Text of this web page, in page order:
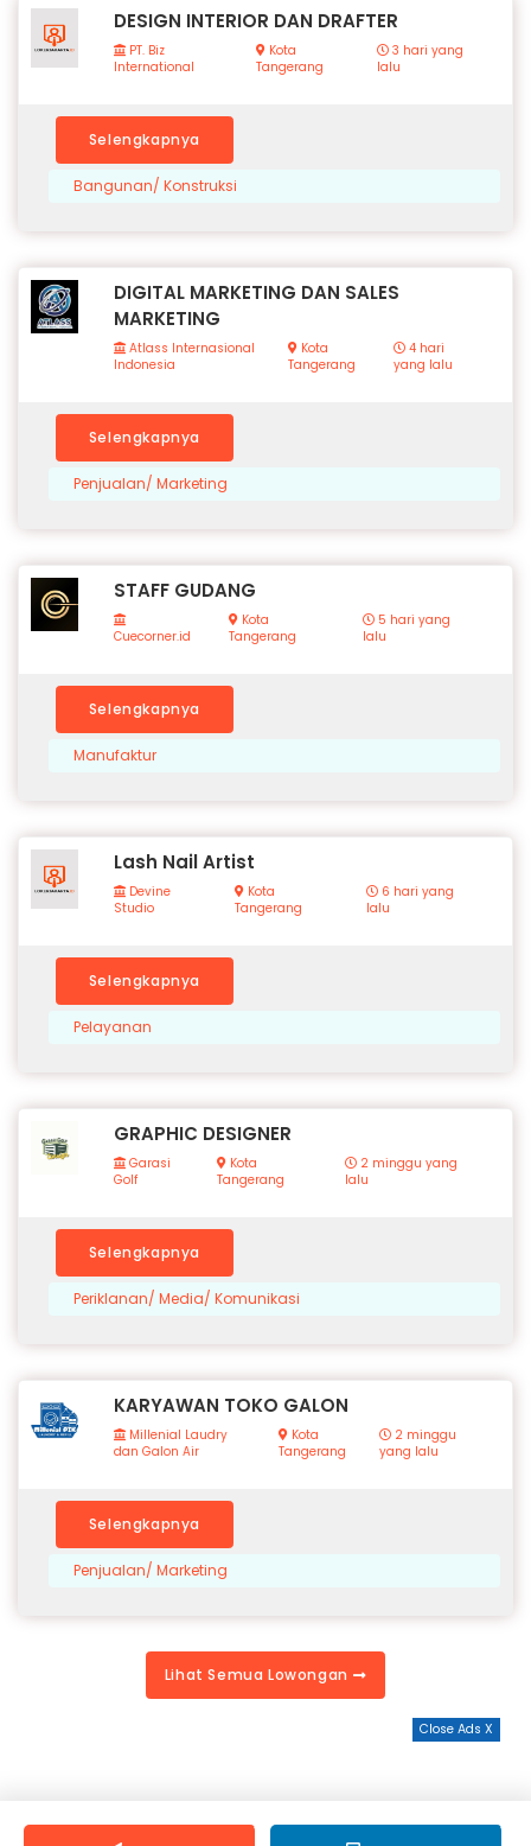
DESIGN INTERIOR DAN DRAFTER
PT. Biz
International
Kota
Tangerang
3 hari yang
lalu
Selengkapnya
Bangunan/ Konstruksi
DIGITAL MARKETING DAN SALES
MARKETING
Atlass Internasional
Indonesia
Kota
Tangerang
4 hari
yang lalu
Selengkapnya
Penjualan/ Marketing
STAFF GUDANG
Cuecorner.id
Kota
Tangerang
5 hari yang
lalu
Selengkapnya
Manufaktur
Lash Nail Artist
Devine
Studio
Kota
Tangerang
6 hari yang
lalu
Selengkapnya
Pelayanan
GRAPHIC DESIGNER
Garasi
Golf
Kota
Tangerang
2 minggu yang
lalu
Selengkapnya
Periklanan/ Media/ Komunikasi
KARYAWAN TOKO GALON
Millenial Laudry
dan Galon Air
Kota
Tangerang
2 minggu
yang lalu
Selengkapnya
Penjualan/ Marketing
Lihat Semua Lowongan
Close Ads X